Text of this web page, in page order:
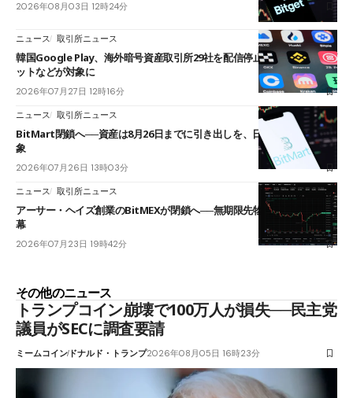
2026年08月03日 12時24分
ニュース 取引所ニュース
韓国Google Play、海外暗号資産取引所29社を配信停止──OKXやバイビ
ットなどが対象に
2026年07月27日 12時16分
ニュース 取引所ニュース
BitMart閉鎖へ──資産は8月26日までに引き出しを、日本人利用者も対
象
2026年07月26日 13時03分
ニュース 取引所ニュース
アーサー・ヘイズ創業のBitMEXが閉鎖へ──無期限先物を生んだ11年に
幕
2026年07月23日 19時42分
その他のニュース
トランプコイン崩壊で100万人が損失──民主党
議員がSECに調査要請
ミームコインドナルド・トランプ2026年08月05日 16時23分